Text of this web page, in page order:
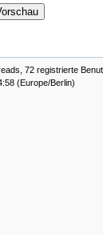
72 registrierte
(Europe/Berlin)